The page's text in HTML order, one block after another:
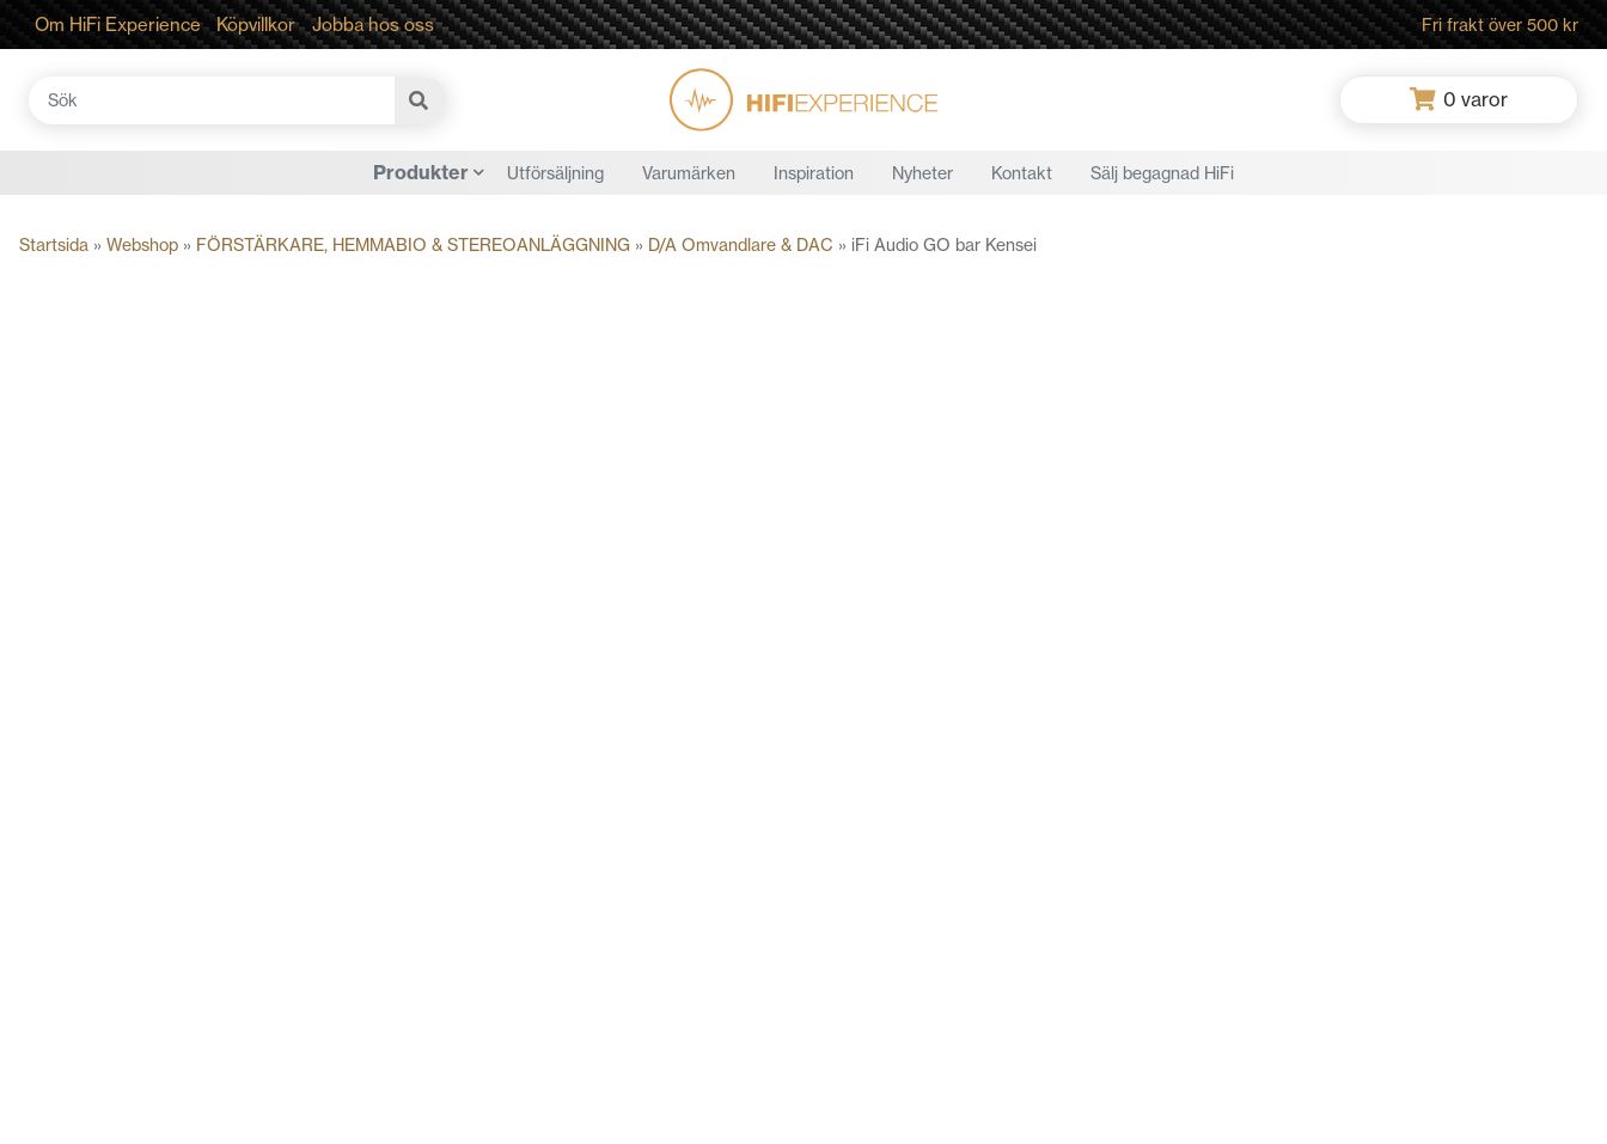
Om HiFi Experience Köpvillkor Jobba hos oss Fri frakt över 500 kr
Sök
0 varor
Produkter Utförsäljning Varumärken Inspiration Nyheter Kontakt Sälj begagnad HiFi
Startsida » Webshop » FÖRSTÄRKARE, HEMMABIO & STEREOANLÄGGNING » D/A Omvandlare & DAC » iFi Audio GO bar Kensei